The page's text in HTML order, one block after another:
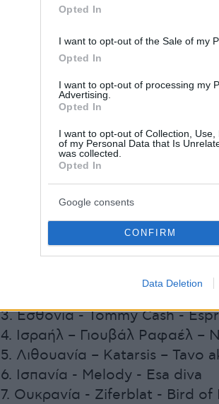
Opted In
I want to opt-out of the Sale of my
Opted In
I want to opt-out of processing my
Advertising.
Opted In
I want to opt-out of Collection,
of my Personal Data that Is
was collected.
Opted In
Google consents
CONFIRM
Data Deletion
Η σειρά εμφάνισης και τα
1. Νορβηγία - Kyle Alessandro -
3. Εσθονία - Tommy Cash -
4. Ισραήλ – Γιουβάλ Ραφαέλ –
5. Λιθουανία – Katarsis – Tavo
6. Ισπανία - Melody - Esa diva
7. Ουκρανία - Ziferblat - Bird of